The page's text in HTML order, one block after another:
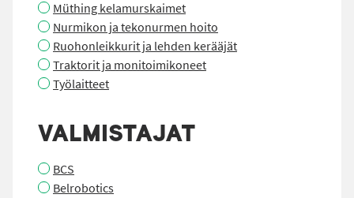
Müthing kelamurskaimet
Nurmikon ja tekonurmen hoito
Ruohonleikkurit ja lehden kerääjät
Traktorit ja monitoimikoneet
Työlaitteet
VALMISTAJAT
BCS
Belrobotics